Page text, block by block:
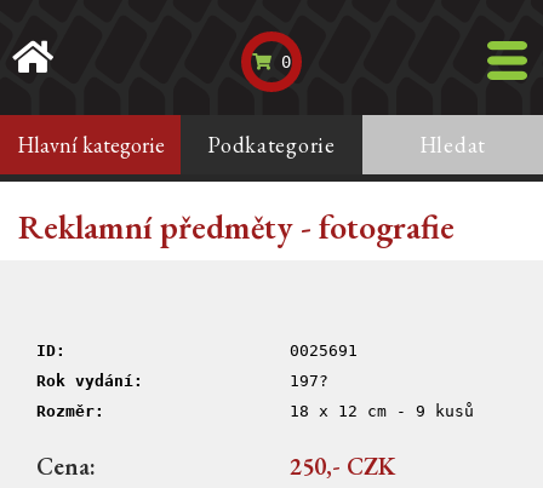
0
Hlavní kategorie Podkategorie Hledat
Reklamní předměty - fotografie
ID:
0025691
Rok vydání:
197?
Rozměr:
18 x 12 cm - 9 kusů
Cena: 250,- CZK